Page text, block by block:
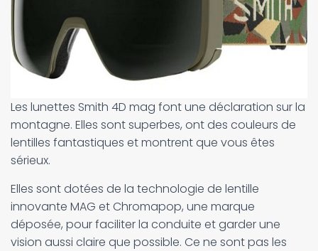
Les lunettes Smith 4D mag font une déclaration sur la
montagne. Elles sont superbes, ont des couleurs de
lentilles fantastiques et montrent que vous êtes
sérieux.
Elles sont dotées de la technologie de lentille
innovante MAG et Chromapop, une marque
déposée, pour faciliter la conduite et garder une
vision aussi claire que possible. Ce ne sont pas les